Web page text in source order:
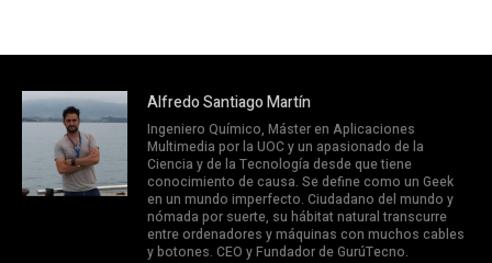
Alfredo Santiago Martín
Ingeniero Químico, Máster en Aplicaciones
Multimedia por la UOC y un apasionado de la
Ciencia y de la Tecnología desde que tiene
conocimiento de causa. Se define como un Geek
en un mundo imperfecto. Ciudadano del mundo y
nómada por suerte, su hábitat natural transcurre
entre ordenadores y máquinas con muchos cables
y botones. CEO y Fundador de GurúTecno.